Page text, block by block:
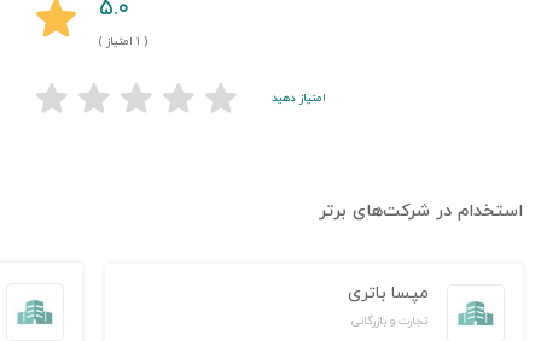
( ۱ امتیاز )
امتیاز دهید
استخدام در شرکت‌های برتر
مپسا باتری
تجارت و بازرگانی